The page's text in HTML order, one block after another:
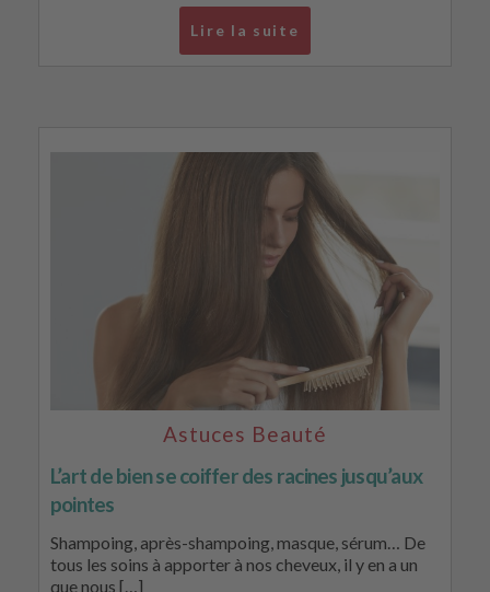
Lire la suite
Astuces Beauté
L’art de bien se coiffer des racines jusqu’aux
pointes
Shampoing, après-shampoing, masque, sérum… De
tous les soins à apporter à nos cheveux, il y en a un
que nous […]